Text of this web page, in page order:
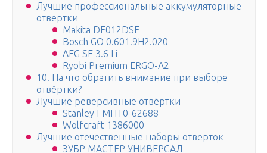
Лучшие профессиональные аккумуляторные
отвертки
Makita DF012DSE
Bosch GO 0.601.9H2.020
AEG SE 3.6 Li
Ryobi Premium ERGO-A2
10. На что обратить внимание при выборе
отвёртки?
Лучшие реверсивные отвёртки
Stanley FMHT0-62688
Wolfcraft 1386000
Лучшие отечественные наборы отверток
ЗУБР МАСТЕР УНИВЕРСАЛ